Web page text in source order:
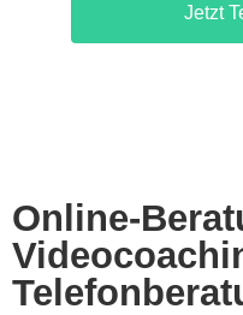
Jetzt
Online-